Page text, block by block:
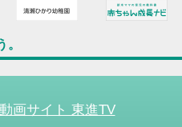
画サイト 東進TV